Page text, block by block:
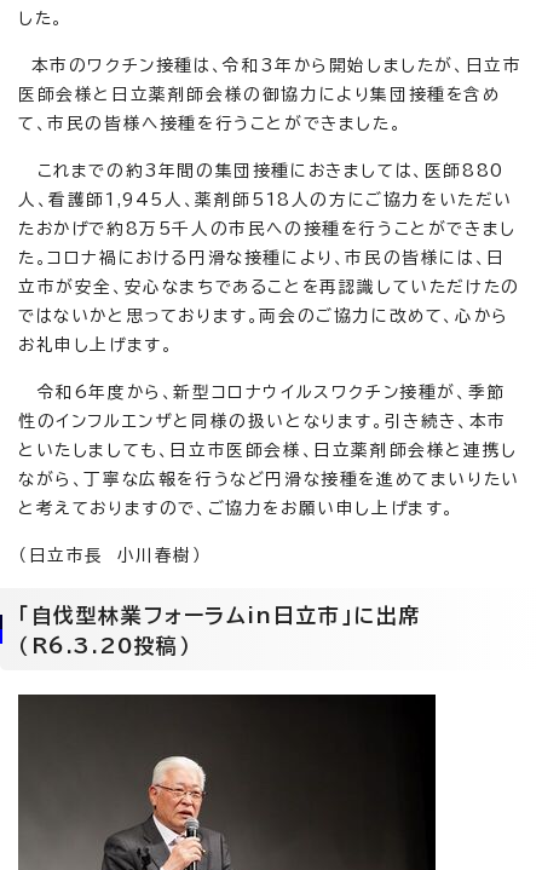
した。
本市のワクチン接種は、令和3年から開始しましたが、日立市
医師会様と日立薬剤師会様の御協力により集団接種を含め
て、市民の皆様へ接種を行うことができました。
これまでの約3年間の集団接種におきましては、医師880
人、看護師1,945人、薬剤師518人の方にご協力をいただい
たおかげで約8万5千人の市民への接種を行うことができまし
た。コロナ禍における円滑な接種により、市民の皆様には、日
立市が安全、安心なまちであることを再認識していただけたの
ではないかと思っております。両会のご協力に改めて、心から
お礼申し上げます。
令和6年度から、新型コロナウイルスワクチン接種が、季節
性のインフルエンザと同様の扱いとなります。引き続き、本市
といたしましても、日立市医師会様、日立薬剤師会様と連携し
ながら、丁寧な広報を行うなど円滑な接種を進めてまいりたい
と考えておりますので、ご協力をお願い申し上げます。
（日立市長 小川春樹）
「自伐型林業フォーラムin日立市」に出席
（R6.3.20投稿）